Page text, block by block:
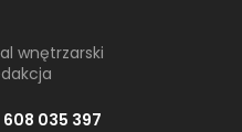
wnętrzarski
608 035 397